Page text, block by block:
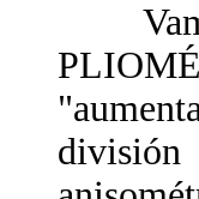
división